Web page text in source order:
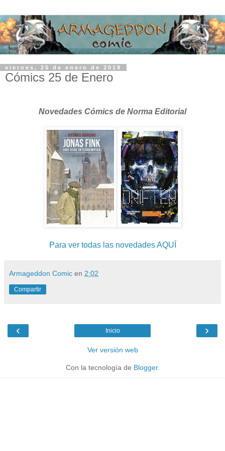
viernes, 25 de enero de 2019
Cómics 25 de Enero
Novedades Cómics de Norma Editorial
Para ver todas las novedades AQUÍ
Armageddon Comic en 2:02
Compartir
‹ ›
Inicio
Ver versión web
Con la tecnología de Blogger.